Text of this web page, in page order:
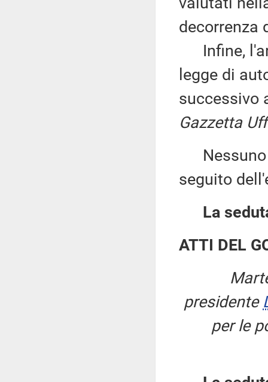
decorrenza
Infine,
legge di
successivo
Gazzetta
Nessuno
seguito
La
ATTI DEL
presidente
per le